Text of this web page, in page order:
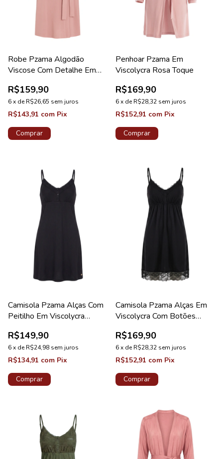
Robe Pzama Algodão
Viscose Com Detalhe Em
R$159,90
6x deR$26,65 sem juros
R$143,91 com Pix
Comprar
Penhoar Pzama Em
Viscolycra Rosa Toque
R$169,90
6x deR$28,32 sem juros
R$152,91 com Pix
Comprar
Camisola Pzama Alças Com
Peitilho Em Viscolycra
R$149,90
6x deR$24,98 sem juros
R$134,91 com Pix
Comprar
Camisola Pzama Alças Em
Viscolycra Com Botões
R$169,90
6x deR$28,32 sem juros
R$152,91 com Pix
Comprar